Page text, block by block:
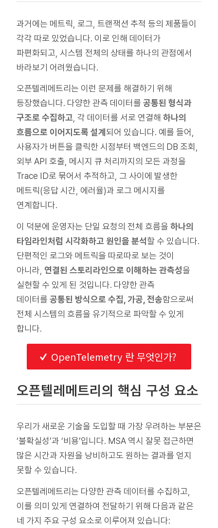
과거에는 메트릭, 로그, 트랜잭션 추적 등의 제품들이
각각 따로 있었습니다. 이로 인해 데이터가
파편화되고, 시스템 전체의 상태를 하나의 관점에서
바라보기 어려웠습니다.
오픈텔레메트리는 이런 문제를 해결하기 위해
등장했습니다. 다양한 관측 데이터를 공통된 형식과
구조로 수집하고 , 각 데이터를 서로 연결해 하나의
흐름으로 이어지도록 설계 되어 있습니다. 예를 들어,
사용자가 버튼을 클릭한 시점부터 백엔드의 DB 조회,
외부 API 호출, 메시지 큐 처리까지의 모든 과정을
Trace ID로 묶어서 추적하고, 그 사이에 발생한
메트릭(응답 시간, 에러율)과 로그 메시지를
연계합니다.
이 덕분에 운영자는 단일 요청의 전체 흐름을 하나의
타임라인처럼 시각화하고 원인을 분석할 수 있습니다.
단편적인 로그와 메트릭을 따로따로 보는 것이
아니라, 연결된 스토리라인으로 이해하는 관측성을
실현할 수 있게 된 것입니다. 다양한 관측
데이터를 공통된 방식으로 수집, 가공, 전송함으로써
전체 시스템의 흐름을 유기적으로 파악할 수 있게
합니다.
OpenTelemetry 란 무엇인가?
오픈텔레메트리의 핵심 구성 요소
우리가 새로운 기술을 도입할 때 가장 우려하는 부분은
‘불확실성’과 ‘비용’입니다. MSA 역시 잘못 접근하면
많은 시간과 자원을 낭비하고도 원하는 결과를 얻지
못할 수 있습니다.
오픈텔레메트리는 다양한 관측 데이터를 수집하고,
이를 의미 있게 연결하여 전달하기 위해 다음과 같은
네 가지 주요 구성 요소로 이루어져 있습니다: